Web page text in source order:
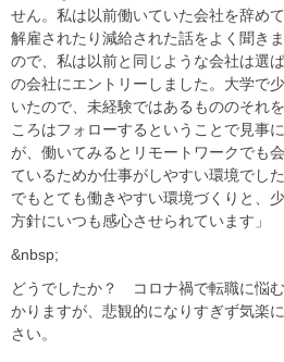
せん。私は以前働いていた会社を辞め
解雇されたり減給された話をよく聞き
ので、私は以前と同じような会社は選
の会社にエントリーしました。大学で
いたので、未経験ではあるもののそれ
ころはフォローするということで見事
が、働いてみるとリモートワークでも
ているためか仕事がしやすい環境でし
でもとても働きやすい環境づくりと、
方針にいつも感心させられています」
&nbsp;
どうでしたか？ コロナ禍で転職に悩
かりますが、悲観的になりすぎず気楽
さい。